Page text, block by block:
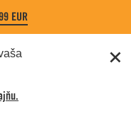
EUR